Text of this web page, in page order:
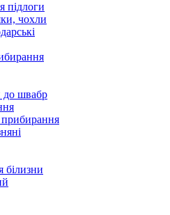
підлоги
чохли
до швабр
білизни